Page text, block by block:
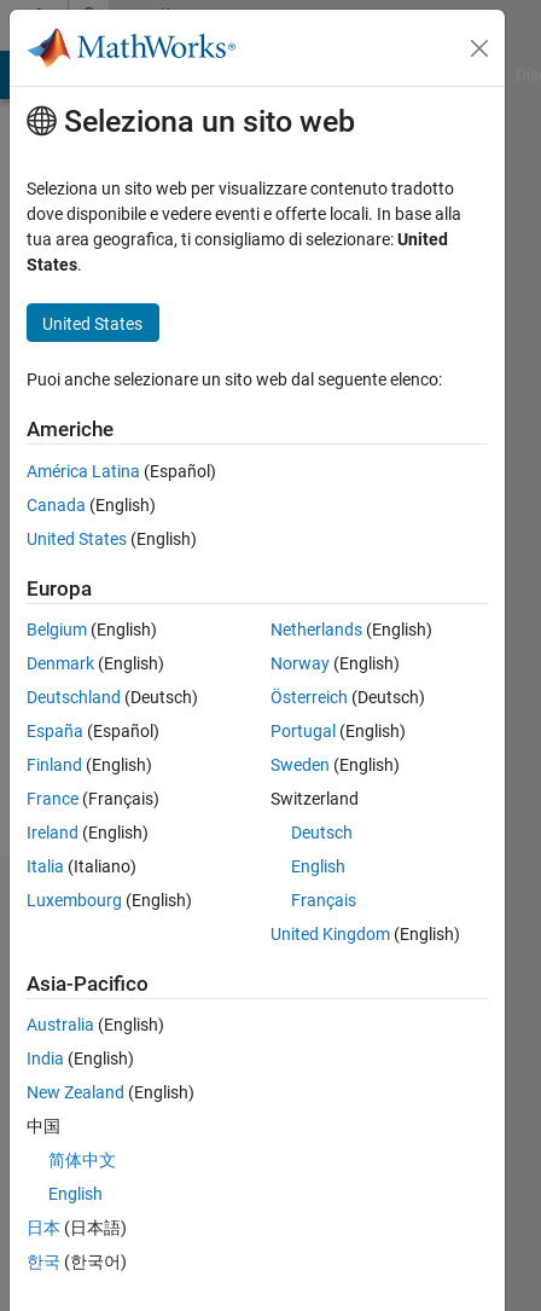
Vai al contenutoCommunity
Profile
和
神
水
ノ
江
Last
seen:
anni fa
dal 2021
Following:
Follow
Dashboard
M…
CONTRIBUTI L
-2
-1
0
2
4
5
Seleziona un sito web
Seleziona un sito web per visualizzare contenuto tradotto
dove disponibile e vedere eventi e offerte locali. In base alla
tua area geografica, ti consigliamo di selezionare:United
States.
United States
Puoi anche selezionare un sito web dal seguente elenco:
Americhe
América Latina (Español)
Canada (English)
United States (English)
Europa
Belgium (English)
Denmark (English)
Deutschland (Deutsch)
España (Español)
Finland (English)
France (Français)
Ireland (English)
Italia (Italiano)
Luxembourg (English)
Netherlands(English)
Norway(English)
Österreich (Deutsch)
Portugal (English)
Sweden (English)
Switzerland
Deutsch
English
Français
United Kingdom(English)
Asia-Pacifico
Australia (English)
India (English)
New Zealand (English)
中国
简体中文
English
日本 (日本語)
한국 (한국어)